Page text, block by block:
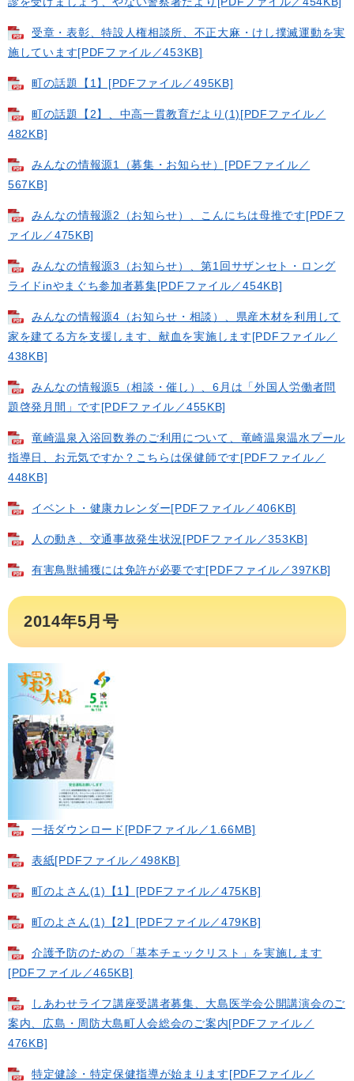
受章・表彰、特設人権相談所、不正大麻・けし撲滅運動を実
施しています[PDFファイル／453KB]
町の話題【1】[PDFファイル／495KB]
町の話題【2】、中高一貫教育だより(1)[PDFファイル／
482KB]
みんなの情報源1（募集・お知らせ）[PDFファイル／
567KB]
みんなの情報源2（お知らせ）、こんにちは母推です[PDFフ
ァイル／475KB]
みんなの情報源3（お知らせ）、第1回サザンセト・ロング
ライドinやまぐち参加者募集[PDFファイル／454KB]
みんなの情報源4（お知らせ・相談）、県産木材を利用して
家を建てる方を支援します、献血を実施します[PDFファイル／
438KB]
みんなの情報源5（相談・催し）、6月は「外国人労働者問
題啓発月間」です[PDFファイル／455KB]
竜崎温泉入浴回数券のご利用について、竜崎温泉温水プール
指導日、お元気ですか？こちらは保健師です[PDFファイル／
448KB]
イベント・健康カレンダー[PDFファイル／406KB]
人の動き、交通事故発生状況[PDFファイル／353KB]
有害鳥獣捕獲には免許が必要です[PDFファイル／397KB]
2014年5月号
一括ダウンロード​[PDFファイル／1.66MB]
表紙[PDFファイル／498KB]
町のよさん(1)【1】[PDFファイル／475KB]
町のよさん(1)【2】[PDFファイル／479KB]
介護予防のための「基本チェックリスト」を実施します
[PDFファイル／465KB]
しあわせライフ講座受講者募集、大島医学会公開講演会のご
案内、広島・周防大島町人会総会のご案内[PDFファイル／
476KB]
特定健診・特定保健指導が始まります[PDFファイル／